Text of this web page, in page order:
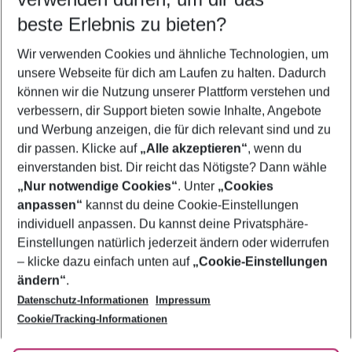
5-8 Nächte
2 Erwachsene Keine Kinder
Mehr Filter anzeigen
Footer
Footer navigation
Über uns
AGB
Bestpreisgarantie
Cookie-Einstellungen ändern
Cookie-Richtlinie
Agenturbetreuung
Barrierefreies Reisen
Folge uns
beste Erlebnis zu bieten?
Wir verwenden Cookies und ähnliche Technologien, um
unsere Webseite für dich am Laufen zu halten. Dadurch
können wir die Nutzung unserer Plattform verstehen und
verbessern, dir Support bieten sowie Inhalte, Angebote
und Werbung anzeigen, die für dich relevant sind und zu
dir passen. Klicke auf „Alle akzeptieren“, wenn du
einverstanden bist. Dir reicht das Nötigste? Dann wähle
„Nur notwendige Cookies“. Unter „Cookies
anpassen“ kannst du deine Cookie-Einstellungen
individuell anpassen. Du kannst deine Privatsphäre-
Einstellungen natürlich jederzeit ändern oder widerrufen
– klicke dazu einfach unten auf „Cookie-Einstellungen
ändern“.
Datenschutz-Informationen
Impressum
Cookie/Tracking-Informationen